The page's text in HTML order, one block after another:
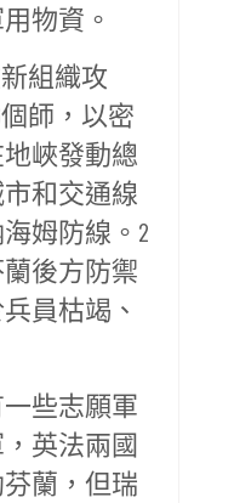
物資。
組織攻
師，以密
峽發動總
和交通線
姆防線。2
後方防禦
員枯竭、
些志願軍
英法兩國
蘭，但瑞